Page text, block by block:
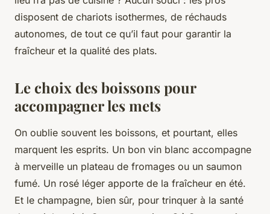
disposent de chariots isothermes, de réchauds
autonomes, de tout ce qu’il faut pour garantir la
fraîcheur et la qualité des plats.
Le choix des boissons pour
accompagner les mets
On oublie souvent les boissons, et pourtant, elles
marquent les esprits. Un bon vin blanc accompagne
à merveille un plateau de fromages ou un saumon
fumé. Un rosé léger apporte de la fraîcheur en été.
Et le champagne, bien sûr, pour trinquer à la santé